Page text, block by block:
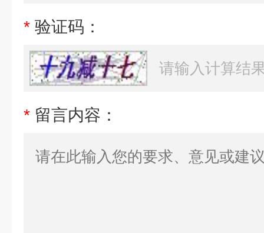
* 验证码：
* 留言内容：